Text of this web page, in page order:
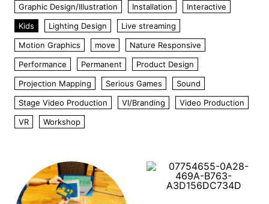
Graphic Design/Illustration
Installation
Interactive
Kids
Lighting Design
Live streaming
Motion Graphics
move
Nature Responsive
Performance
Permanent
Product Design
Projection Mapping
Serious Games
Sound
Stage Video Production
VI/Branding
Video Production
VR
Workshop